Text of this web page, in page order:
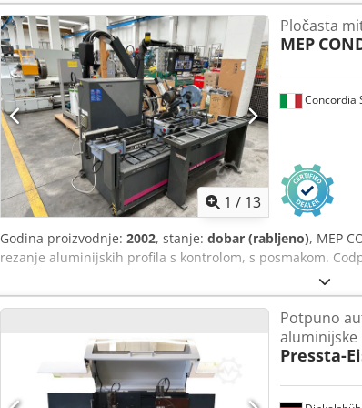
1 / 13
Concordia
Pločasta
MEP
Godina proizvodnje: 2002, stanje: dobar (rabljeno), MEP
rezanje aluminijskih profila s kontrolom, s posmakom.
Potpuno
Pressta-